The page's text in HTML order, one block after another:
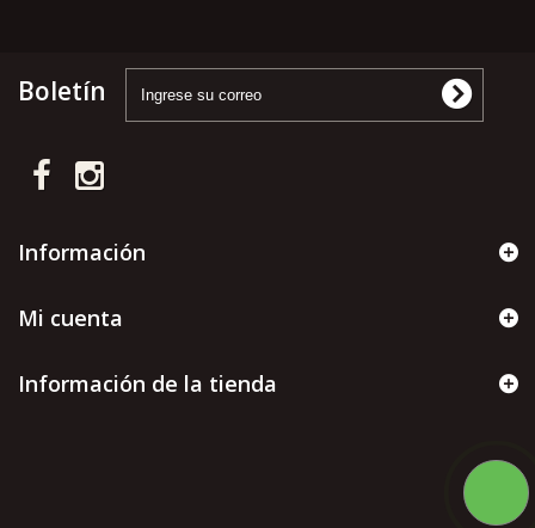
Boletín
Información
Mi cuenta
Información de la tienda